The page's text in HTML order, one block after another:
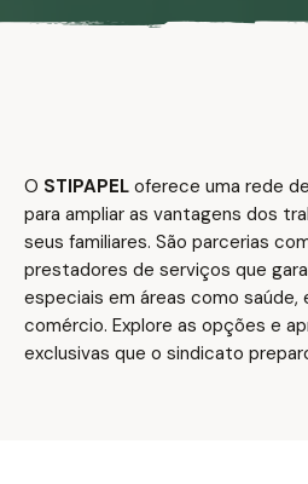
Notícias
O STIPAPEL oferece uma rede
para ampliar as vantagens dos
seus familiares. São parcerias
prestadores de serviços que
especiais em áreas como saúde,
comércio. Explore as opções e
exclusivas que o sindicato